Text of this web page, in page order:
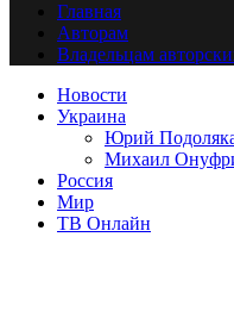
Главная
Авторам
Владельцам
Новости
Украина
Юрий
Михаил
Россия
Мир
ТВ Онлайн